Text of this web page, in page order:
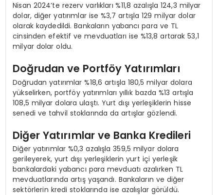
Nisan 2024’te rezerv varlıkları %11,8 azalışla 124,3 milyar
dolar, diğer yatırımlar ise %3,7 artışla 129 milyar dolar
olarak kaydedildi. Bankaların yabancı para ve TL
cinsinden efektif ve mevduatları ise %13,8 artarak 53,1
milyar dolar oldu.
Doğrudan ve Portföy Yatırımları
Doğrudan yatırımlar %18,6 artışla 180,5 milyar dolara
yükselirken, portföy yatırımları yıllık bazda %13 artışla
108,5 milyar dolara ulaştı. Yurt dışı yerleşiklerin hisse
senedi ve tahvil stoklarında da artışlar gözlendi.
Diğer Yatırımlar ve Banka Kredileri
Diğer yatırımlar %0,3 azalışla 359,5 milyar dolara
gerileyerek, yurt dışı yerleşiklerin yurt içi yerleşik
bankalardaki yabancı para mevduatı azalırken TL
mevduatlarında artış yaşandı. Bankaların ve diğer
sektörlerin kredi stoklarında ise azalışlar görüldü.